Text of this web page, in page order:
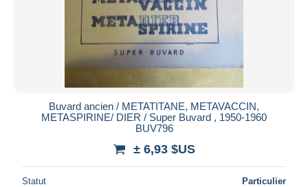
Buvard ancien / METATITANE, METAVACCIN,
METASPIRINE/ DIER / Super Buvard , 1950-1960
BUV796
± 6,93 $US
Statut Particulier